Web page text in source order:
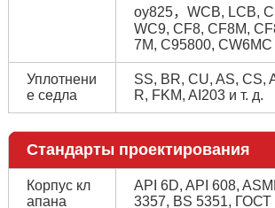
oy825，WCB, LCB,
WC9, CF8, CF8M,
7M, C95800, CW6MC
Уплотнени
е седла
SS, BR, CU, AS, CS,
R, FKM, AI203 и т. д.
Стандарты проектирования
Корпус кл
апана
API 6D, API 608,
3357, BS 5351, ГОСТ